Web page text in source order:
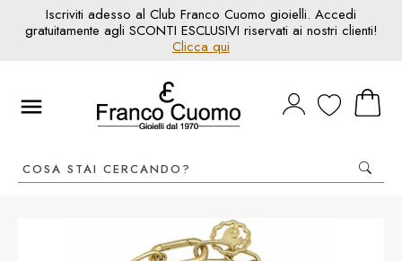
Iscriviti adesso al Club Franco Cuomo gioielli. Accedi
gratuitamente agli SCONTI ESCLUSIVI riservati ai nostri clienti!
Clicca qui